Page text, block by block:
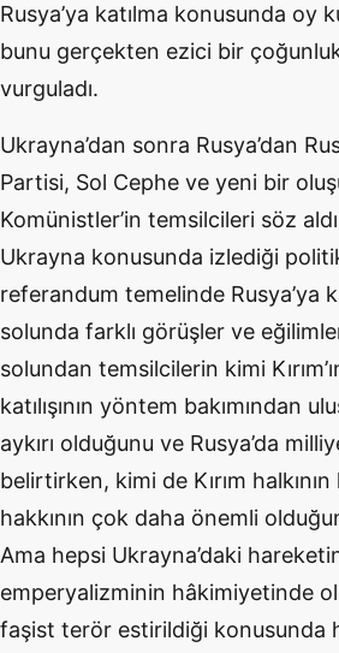
Rusya’ya katılma konusunda oy
bunu gerçekten ezici bir
vurguladı.
Ukrayna’dan sonra Rusya’dan
Partisi, Sol Cephe ve yeni bir
Komünistler’in temsilcileri söz
Ukrayna konusunda izlediği
referandum temelinde Rusya’ya
solunda farklı görüşler ve
solundan temsilcilerin kimi
katılışının yöntem bakımından
aykırı olduğunu ve Rusya’da
belirtirken, kimi de Kırım
hakkının çok daha önemli
Ama hepsi Ukrayna’daki
emperyalizminin hâkimiyetinde
faşist terör estirildiği konusunda